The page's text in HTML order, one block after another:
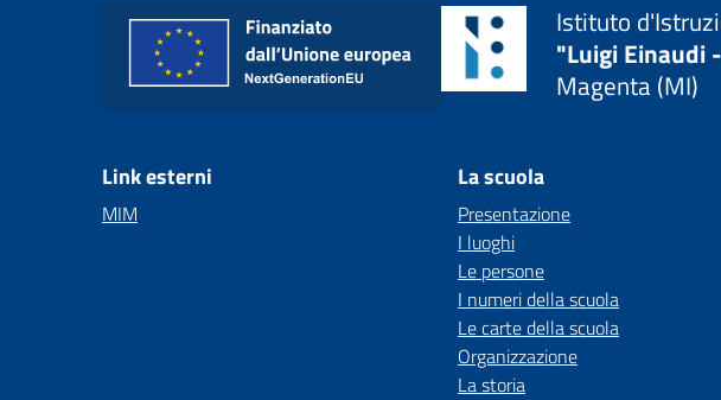
Istituto
"Luigi Einaudi
Magenta (MI)
Link esterni
MIM
La scuola
Presentazione
I luoghi
Le persone
I numeri della scuola
Le carte della scuola
Organizzazione
La storia